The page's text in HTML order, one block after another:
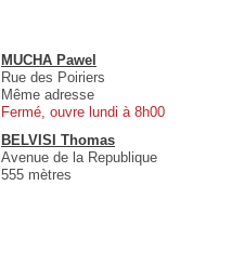
MUCHA Pawel
Rue des Poiriers
Même adresse
Fermé, ouvre lundi à 8h00
BELVISI Thomas
Avenue de la Republique
555 mètres